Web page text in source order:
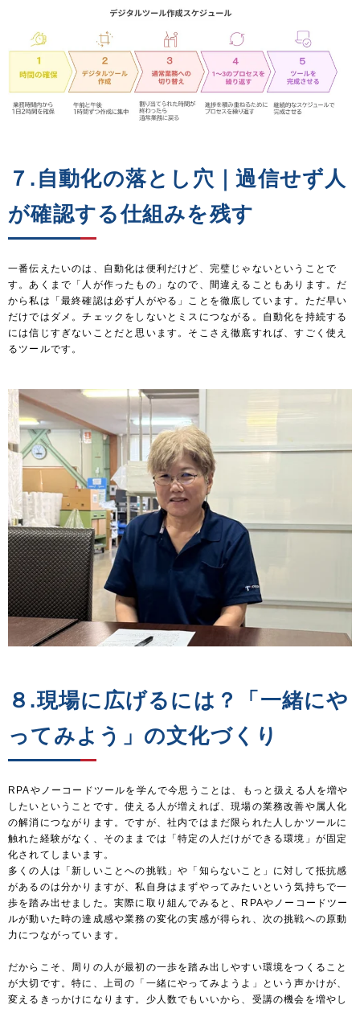
７.自動化の落とし穴｜過信せず人
が確認する仕組みを残す
一番伝えたいのは、自動化は便利だけど、完璧じゃないということで
す。あくまで「人が作ったもの」なので、間違えることもあります。だ
から私は「最終確認は必ず人がやる」ことを徹底しています。ただ早い
だけではダメ。チェックをしないとミスにつながる。自動化を持続する
には信じすぎないことだと思います。そこさえ徹底すれば、すごく使え
るツールです。
８.現場に広げるには？「一緒にや
ってみよう」の文化づくり
RPAやノーコードツールを学んで今思うことは、もっと扱える人を増や
したいということです。使える人が増えれば、現場の業務改善や属人化
の解消につながります。ですが、社内ではまだ限られた人しかツールに
触れた経験がなく、そのままでは「特定の人だけができる環境」が固定
化されてしまいます。
多くの人は「新しいことへの挑戦」や「知らないこと」に対して抵抗感
があるのは分かりますが、私自身はまずやってみたいという気持ちで一
歩を踏み出せました。実際に取り組んでみると、
RPAやノーコードツー
ルが動いた時の達成感や業務の変化の実感が得られ、次の挑戦への原動
力につながっています。
だからこそ、周りの人が最初の一歩を踏み出しやすい環境をつくること
が大切です。特に、上司の「一緒にやってみようよ」という声かけが、
変えるきっかけになります。少人数でもいいから、受講の機会を増やし